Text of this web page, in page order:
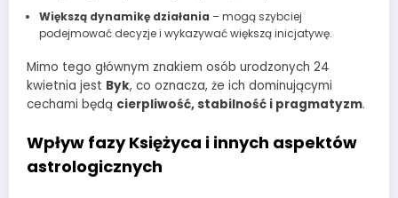
Większą dynamikę działania – mogą szybciej
podejmować decyzje i wykazywać większą inicjatywę.
Mimo tego głównym znakiem osób urodzonych 24
kwietnia jest Byk, co oznacza, że ich dominującymi
cechami będą cierpliwość, stabilność i pragmatyzm.
Wpływ fazy Księżyca i innych aspektów
astrologicznych